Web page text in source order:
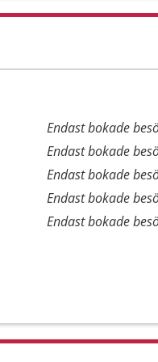
Endast bokade
Endast bokade
Endast bokade
Endast bokade
Endast bokade